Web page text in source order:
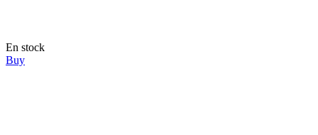
En stock
Buy